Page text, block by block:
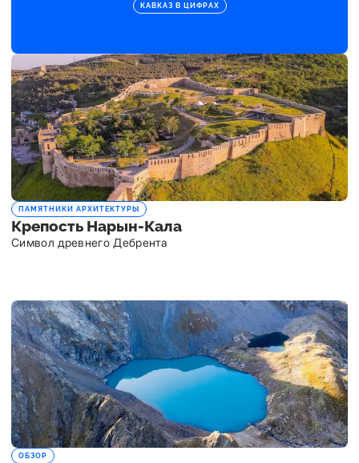
КАВКАЗ В ЦИФРАХ
ПАМЯТНИКИ АРХИТЕКТУРЫ
Крепость Нарын-Кала
Символ древнего Дебрента
ОБЗОР